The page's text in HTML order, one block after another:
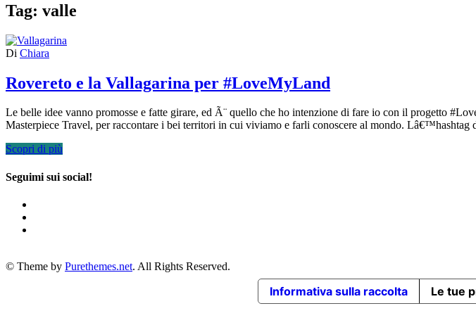
Tag: valle
Di Chiara
Rovereto e la Vallagarina per #LoveMyLand
Le belle idee vanno promosse e fatte girare, ed Ã¨ quello che ho intenzione di fare io con il progetto
Masterpiece Travel, per raccontare i bei territori in cui viviamo e farli conoscere al mondo.
Scopri di più
Seguimi sui social!
© Theme by Purethemes.net. All Rights Reserved.
Informativa sulla raccolta Le tue